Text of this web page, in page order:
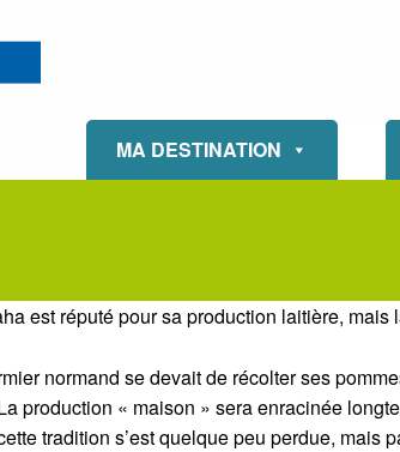
MA DESTINATION
est réputé pour sa production laitière, mais
normand se devait de récolter ses
production « maison » sera enracinée
tradition s’est quelque peu perdue,